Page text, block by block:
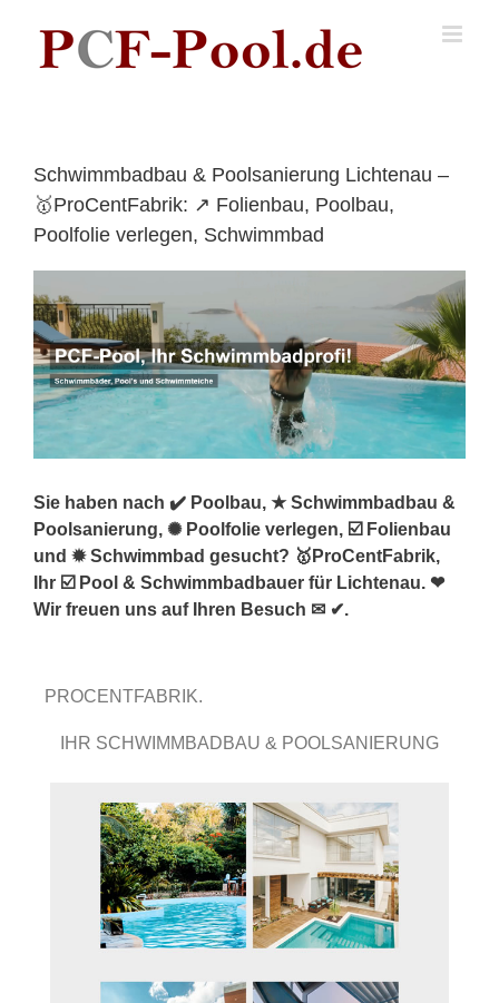
content
Schwimmbadbau & Poolsanierung Lichtenau –
🥇ProCentFabrik: ↗️ Folienbau, Poolbau,
Poolfolie verlegen, Schwimmbad
Sie haben nach ✔️ Poolbau, ★ Schwimmbadbau &
Poolsanierung, ✺ Poolfolie verlegen, ☑️ Folienbau
und ✹ Schwimmbad gesucht? 🥇ProCentFabrik,
Ihr ☑️ Pool & Schwimmbadbauer für Lichtenau. ❤
Wir freuen uns auf Ihren Besuch ✉ ✔.
PROCENTFABRIK.
IHR SCHWIMMBADBAU & POOLSANIERUNG